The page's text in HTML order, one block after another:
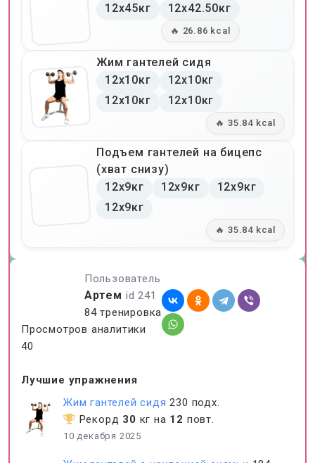
Пользователь
Артем id 241
84 тренировка
Просмотров аналитики
40
Лучшие упражнения
Жим гантелей сидя 230 подх.
Рекорд 30 кг на 12 повт.
10 декабря 2025
12x45кг
12x42.50кг
🔥 26.86 kcal
Жим гантелей сидя
12x10кг
12x10кг
12x10кг
12x10кг
🔥 35.84 kcal
Подъем гантелей на бицепс
(хват снизу)
12x9кг
12x9кг
12x9кг
12x9кг
🔥 35.84 kcal